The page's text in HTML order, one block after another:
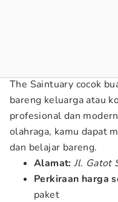
The Saintuary cocok
bareng keluarga atau
profesional dan
olahraga, kamu dapat
dan belajar bareng.
Alamat:Jl. Gatot
Perkiraan harga
paket